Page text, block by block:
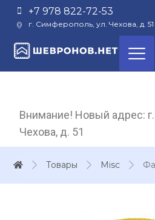
+7 978 822-72-53
г. Симферополь, ул. Чехова, д. 51
Внимание! Новый адрес:
Чехова, д. 51
Товары Misc